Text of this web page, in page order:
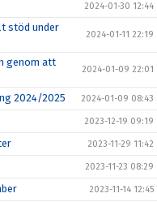
2024-01-30 12:44
stöd under
2024-01-11 22:19
genom att
2024-01-09 22:01
2024/2025 2024-01-09 08:43
2023-12-19 09:19
2023-11-29 11:42
2023-11-23 08:29
2023-11-14 12:45